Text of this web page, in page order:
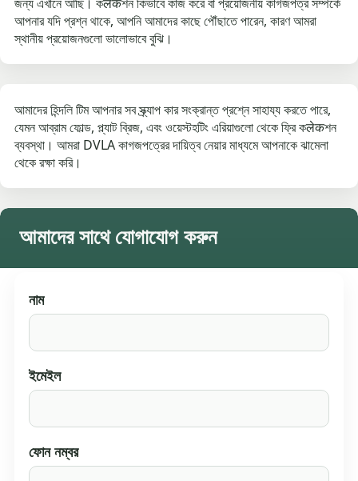
আপনার যদি প্রশ্ন থাকে, আপনি আমাদের কাছে পৌঁছাতে পারেন, কারণ আমরা
স্থানীয় প্রয়োজনগুলো ভালোভাবে বুঝি।
আমাদের হিন্দলি টিম আপনার সব স্ক্র্যাপ কার সংক্রান্ত প্রশ্নে সাহায্য করতে পারে,
যেমন আব্রাম ফোল্ড, প্ল্যাট ব্রিজ, এবং ওয়েস্টহটিং এরিয়াগুলো থেকে ফ্রি কलेकশন
ব্যবস্থা। আমরা DVLA কাগজপত্রের দায়িত্ব নেয়ার মাধ্যমে আপনাকে ঝামেলা
থেকে রক্ষা করি।
আমাদের সাথে যোগাযোগ করুন
নাম
ইমেইল
ফোন নম্বর